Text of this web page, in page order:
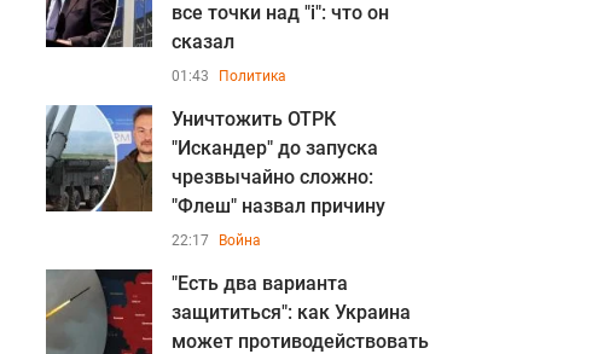
все точки над "i": что он
сказал
01:43 Политика
Уничтожить ОТРК
"Искандер" до запуска
чрезвычайно сложно:
"Флеш" назвал причину
22:17 Война
"Есть два варианта
защититься": как Украина
может противодействовать